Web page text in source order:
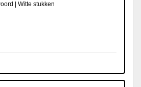
| Witte stukken